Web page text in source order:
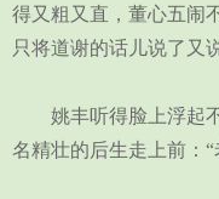
得又粗又直，董心五闹
只将道谢的话儿说了又
姚丰听得脸上浮起不
名精壮的后生走上前：